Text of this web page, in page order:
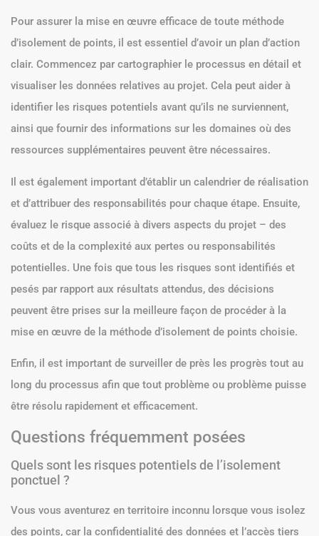
Pour assurer la mise en œuvre efficace de toute méthode
d’isolement de points, il est essentiel d’avoir un plan d’action
clair. Commencez par cartographier le processus en détail et
visualiser les données relatives au projet. Cela peut aider à
identifier les risques potentiels avant qu’ils ne surviennent,
ainsi que fournir des informations sur les domaines où des
ressources supplémentaires peuvent être nécessaires.
Il est également important d’établir un calendrier de réalisation
et d’attribuer des responsabilités pour chaque étape. Ensuite,
évaluez le risque associé à divers aspects du projet – des
coûts et de la complexité aux pertes ou responsabilités
potentielles. Une fois que tous les risques sont identifiés et
pesés par rapport aux résultats attendus, des décisions
peuvent être prises sur la meilleure façon de procéder à la
mise en œuvre de la méthode d’isolement de points choisie.
Enfin, il est important de surveiller de près les progrès tout au
long du processus afin que tout problème ou problème puisse
être résolu rapidement et efficacement.
Questions fréquemment posées
Quels sont les risques potentiels de l’isolement
ponctuel ?
Vous vous aventurez en territoire inconnu lorsque vous isolez
des points, car la confidentialité des données et l’accès tiers